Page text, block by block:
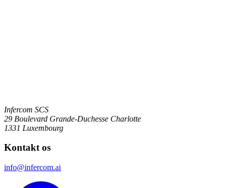
Infercom SCS
29 Boulevard Grande-Duchesse Charlotte
1331 Luxembourg
Kontakt os
info@infercom.ai